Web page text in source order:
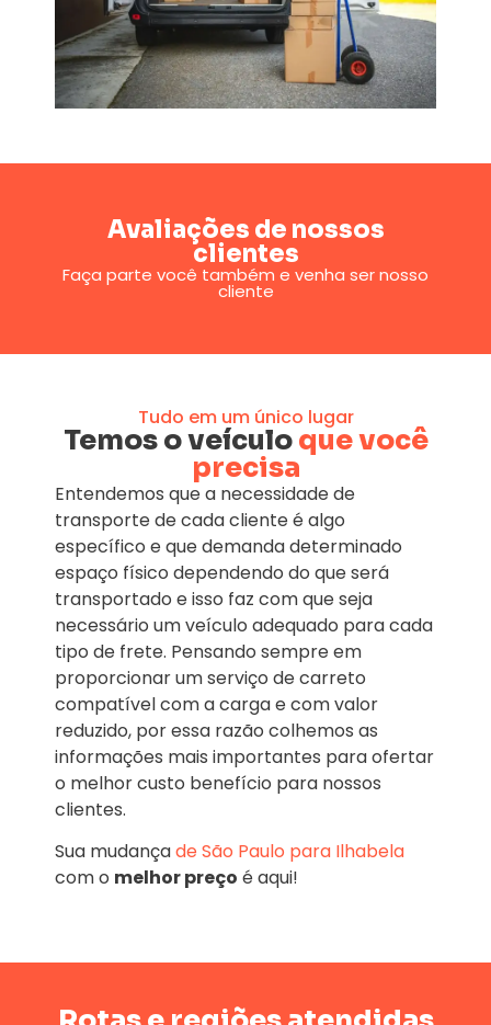
Avaliações de nossos
clientes
Faça parte você também e venha ser nosso
cliente
Tudo em um único lugar
Temos o veículoque você
precisa
Entendemos que a necessidade de
transporte de cada cliente é algo
específico e que demanda determinado
espaço físico dependendo do que será
transportado e isso faz com que seja
necessário um veículo adequado para cada
tipo de frete. Pensando sempre em
proporcionar um serviço de carreto
compatível com a carga e com valor
reduzido, por essa razão colhemos as
informações mais importantes para ofertar
o melhor custo benefício para nossos
clientes.
Sua mudançade São Paulo para Ilhabela
com o melhor preço é aqui!